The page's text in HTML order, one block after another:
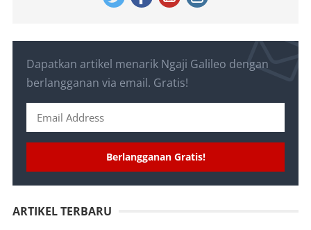
Dapatkan artikel menarik Ngaji Galileo dengan
berlangganan via email. Gratis!
Berlangganan Gratis!
ARTIKEL TERBARU